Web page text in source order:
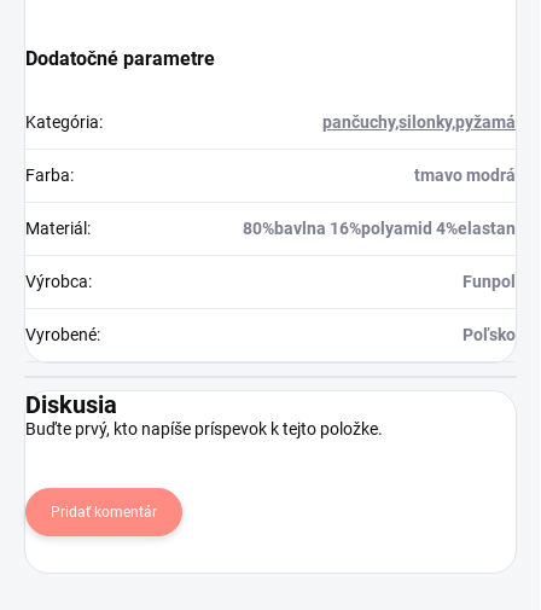
Dodatočné parametre
Kategória: pančuchy,silonky,pyžamá
Farba: tmavo modrá
Materiál : 80%bavlna 16%polyamid 4%elastan
Výrobca: Funpol
Vyrobené: Poľsko
Diskusia
Buďte prvý, kto napíše príspevok k tejto položke.
Pridať komentár